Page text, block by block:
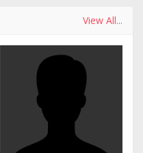
View All...